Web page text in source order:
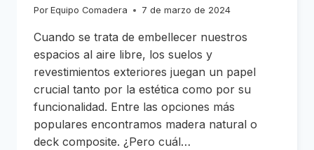
Por Equipo Comadera 7 de marzo de 2024
Cuando se trata de embellecer nuestros
espacios al aire libre, los suelos y
revestimientos exteriores juegan un papel
crucial tanto por la estética como por su
funcionalidad. Entre las opciones más
populares encontramos madera natural o
deck composite. ¿Pero cuál…